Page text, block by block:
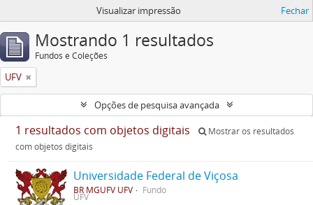
Visualizar impressão Fechar
Mostrando 1 resultados
Fundos e Coleções
UFV
Opções de pesquisa avançada
1 resultados com objetos digitais
Mostrar os resultados
com objetos digitais
Universidade Federal de Viçosa
BR MGUFV UFV Fundo
UFV